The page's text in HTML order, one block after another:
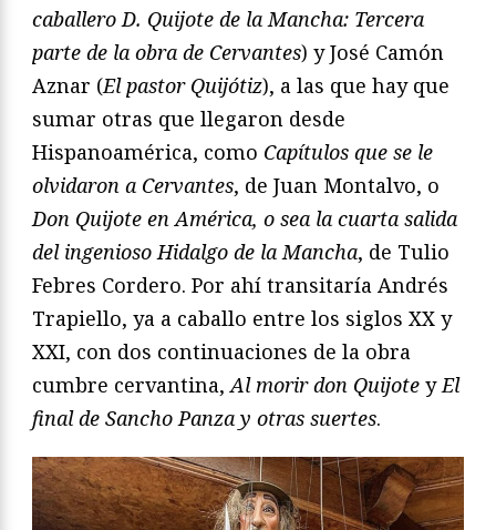
caballero D. Quijote de la Mancha: Tercera
parte de la obra de Cervantes) y José Camón
Aznar (El pastor Quijótiz), a las que hay que
sumar otras que llegaron desde
Hispanoamérica, como Capítulos que se le
olvidaron a Cervantes, de Juan Montalvo, o
Don Quijote en América, o sea la cuarta salida
del ingenioso Hidalgo de la Mancha, de Tulio
Febres Cordero. Por ahí transitaría Andrés
Trapiello, ya a caballo entre los siglos XX y
XXI, con dos continuaciones de la obra
cumbre cervantina, Al morir don Quijote y El
final de Sancho Panza y otras suertes.